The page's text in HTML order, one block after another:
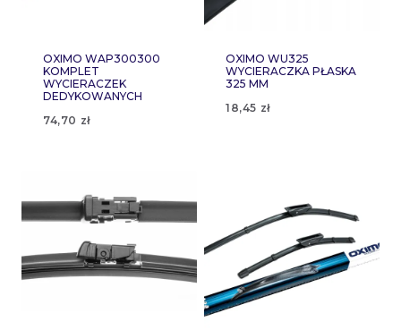
OXIMO WAP300300
KOMPLET
WYCIERACZEK
DEDYKOWANYCH
74,70 zł
OXIMO WU325
WYCIERACZKA PŁASKA
325 MM
18,45 zł